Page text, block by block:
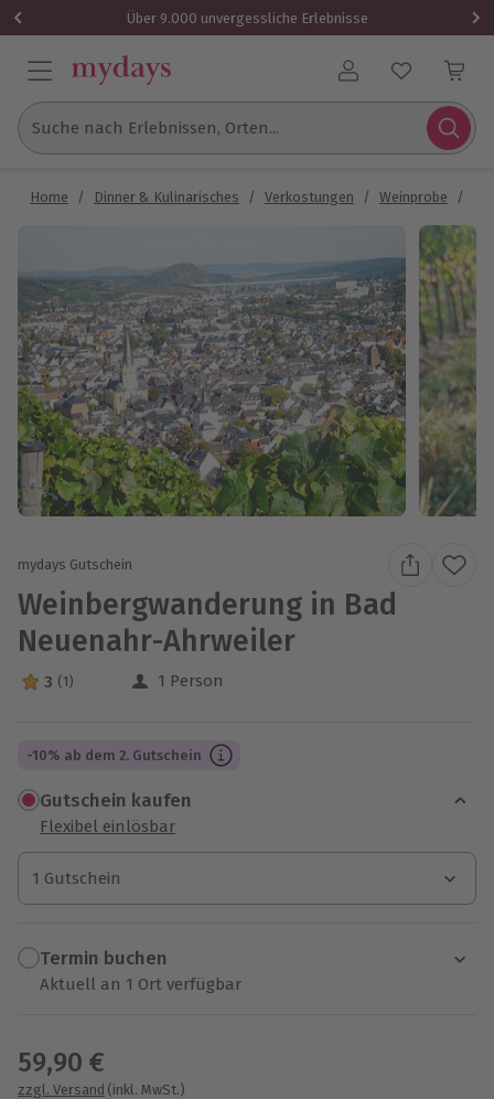
Über 9.000 unvergessliche Erlebnisse
Benutzerkonto
Suche nach Erlebnissen, Orten...
Home / Dinner & Kulinarisches / Verkostungen / Weinprobe /
mydays Gutschein
Weinbergwanderung in Bad
Neuenahr-Ahrweiler
3 Sterne von 5 aus 1 Bewertungen
3 (1) 1 Person
-10% ab dem 2. Gutschein
Gutschein kaufen
Flexibel einlösbar
1 Gutschein
1 Gutschein
1 Gutschein
Termin buchen
Aktuell an 1 Ort verfügbar
59,90 €
zzgl. Versand (inkl. MwSt.)